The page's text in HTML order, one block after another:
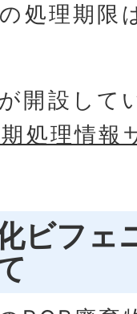
処理期限
開設して
処理情報
ビフェ